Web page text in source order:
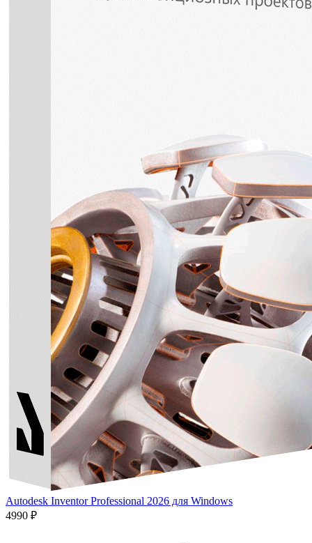
Autodesk Inventor Professional 2026 для Windows
4990 ₽